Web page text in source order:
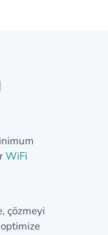
WiFi
çözmeyi